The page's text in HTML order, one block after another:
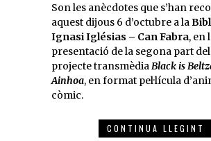
Son les anècdotes que s’han
aquest dijous 6 d’octubre a la
Ignasi Iglésias – Can Fabra, en
presentació de la segona part
projecte transmèdiaBlack is
Ainhoa, en format pel·lícula
còmic.
CONTINUA LLEGINT